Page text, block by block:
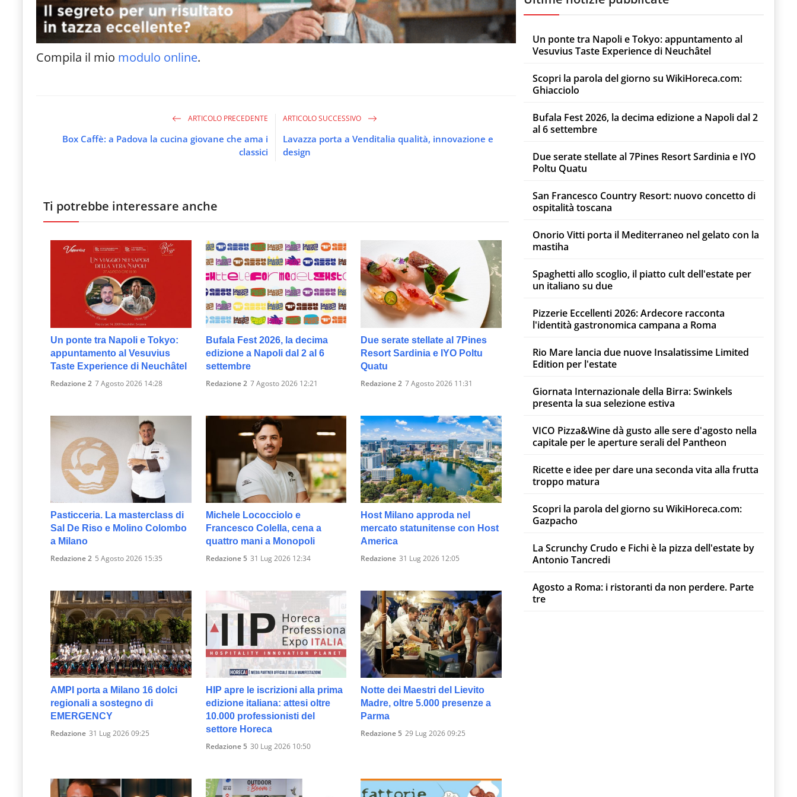
Compila il mio modulo online.
ARTICOLO PRECEDENTE
Box Caffè: a Padova la cucina giovane che ama i
classici
ARTICOLO SUCCESSIVO
Lavazza porta a Venditalia qualità, innovazione e
design
Ti potrebbe interessare anche
Un ponte tra Napoli e Tokyo:
appuntamento al Vesuvius
Taste Experience di Neuchâtel
Redazione 2 7 Agosto 2026 14:28
Bufala Fest 2026, la decima
edizione a Napoli dal 2 al 6
settembre
Redazione 2 7 Agosto 2026 12:21
Due serate stellate al 7Pines
Resort Sardinia e IYO Poltu
Quatu
Redazione 2 7 Agosto 2026 11:31
Pasticceria. La masterclass di
Sal De Riso e Molino Colombo
a Milano
Redazione 2 5 Agosto 2026 15:35
Michele Lococciolo e
Francesco Colella, cena a
quattro mani a Monopoli
Redazione 5 31 Lug 2026 12:34
Host Milano approda nel
mercato statunitense con Host
America
Redazione 31 Lug 2026 12:05
AMPI porta a Milano 16 dolci
regionali a sostegno di
EMERGENCY
Redazione 31 Lug 2026 09:25
HIP apre le iscrizioni alla prima
edizione italiana: attesi oltre
10.000 professionisti del
settore Horeca
Redazione 5 30 Lug 2026 10:50
Notte dei Maestri del Lievito
Madre, oltre 5.000 presenze a
Parma
Redazione 5 29 Lug 2026 09:25
Un ponte tra Napoli e Tokyo: appuntamento al
Vesuvius Taste Experience di Neuchâtel
Scopri la parola del giorno su WikiHoreca.com:
Ghiacciolo
Bufala Fest 2026, la decima edizione a Napoli dal 2
al 6 settembre
Due serate stellate al 7Pines Resort Sardinia e IYO
Poltu Quatu
San Francesco Country Resort: nuovo concetto di
ospitalità toscana
Onorio Vitti porta il Mediterraneo nel gelato con la
mastiha
Spaghetti allo scoglio, il piatto cult dell'estate per
un italiano su due
Pizzerie Eccellenti 2026: Ardecore racconta
l'identità gastronomica campana a Roma
Rio Mare lancia due nuove Insalatissime Limited
Edition per l'estate
Giornata Internazionale della Birra: Swinkels
presenta la sua selezione estiva
VICO Pizza&Wine dà gusto alle sere d'agosto nella
capitale per le aperture serali del Pantheon
Ricette e idee per dare una seconda vita alla frutta
troppo matura
Scopri la parola del giorno su WikiHoreca.com:
Gazpacho
La Scrunchy Crudo e Fichi è la pizza dell'estate by
Antonio Tancredi
Agosto a Roma: i ristoranti da non perdere. Parte
tre